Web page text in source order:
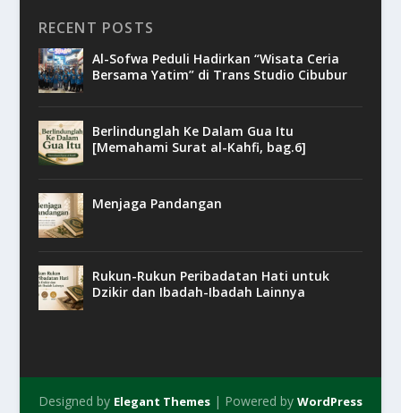
RECENT POSTS
Al-Sofwa Peduli Hadirkan “Wisata Ceria
Bersama Yatim” di Trans Studio Cibubur
Berlindunglah Ke Dalam Gua Itu
[Memahami Surat al-Kahfi, bag.6]
Menjaga Pandangan
Rukun-Rukun Peribadatan Hati untuk
Dzikir dan Ibadah-Ibadah Lainnya
Designed by Elegant Themes| Powered by WordPress